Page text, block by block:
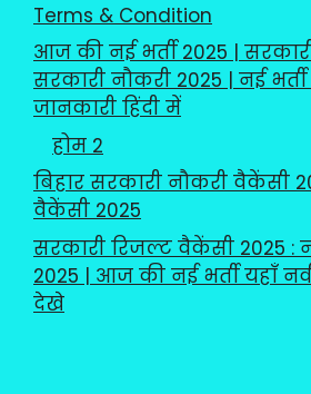
Terms & Condition
आज की नई भर्ती 2025 |
सरकारी नौकरी 2025 | नई
जानकारी हिंदी में
होम 2
बिहार सरकारी नौकरी वैकेंसी
वैकेंसी 2025
सरकारी रिजल्ट वैकेंसी 2025 :
2025 | आज की नई भर्ती यहाँ
देखे